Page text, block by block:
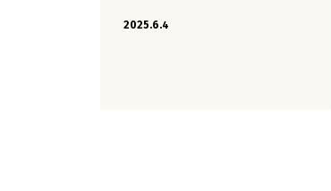
2025.6.4